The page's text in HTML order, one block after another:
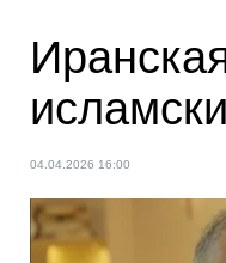
04.04.2026 16:00